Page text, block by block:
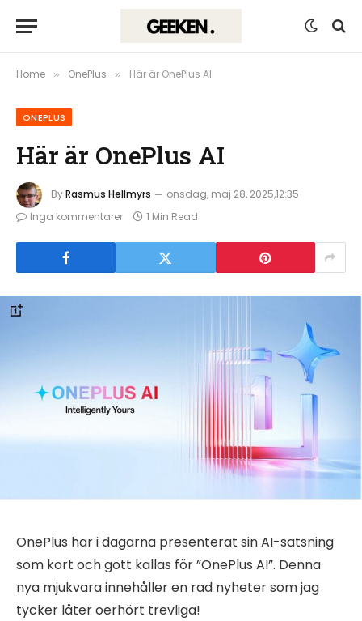
Home » OnePlus » Här är OnePlus AI
ONEPLUS
Här är OnePlus AI
ByRasmus Hellmyrs
onsdag, maj 28, 2025,12:35
Inga kommentarer
1 Min Read
OnePlus har i dagarna presenterat sin AI-satsning
som kort och gott kallas för ”OnePlus AI”. Denna
nya mjukvara innehåller en rad nyheter som jag
tycker låter oerhört trevliga!